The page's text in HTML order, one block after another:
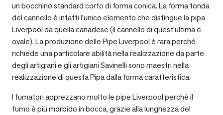
un bocchino standard corto di forma conica. La forma tonda
del cannello è infatti l’unico elemento che distingue la pipa
Liverpool da quella canadese (il cannello di quest’ultima è
ovale). La produzione delle Pipe Liverpool è rara perché
richiede una particolare abilità nella realizzazione da parte
degli artigiani e gli artigiani Savinelli sono maestri nella
realizzazione di questa Pipa dalla forma caratteristica.
I fumatori apprezzano molto le pipe Liverpool perché il
fumo è più morbido in bocca, grazie alla lunghezza del